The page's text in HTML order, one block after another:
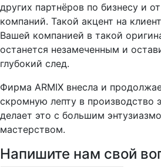
других партнёров по бизнесу и
компаний. Такой акцент на
Вашей компанией в такой
останется незамеченным и
глубокий след.
Фирма ARMIX внесла и
скромную лепту в производство
делает это с большим
мастерством.
Напишите нам свой